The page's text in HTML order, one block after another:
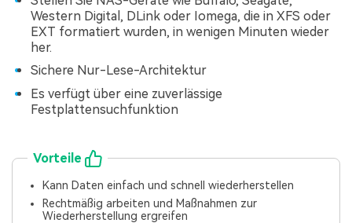
Western Digital, DLink oder Iomega, die in XFS oder
EXT formatiert wurden, in wenigen Minuten wieder
her.
Sichere Nur-Lese-Architektur
Es verfügt über eine zuverlässige
Festplattensuchfunktion
Vorteile
Kann Daten einfach und schnell wiederherstellen
Rechtmäßig arbeiten und Maßnahmen zur
Wiederherstellung ergreifen